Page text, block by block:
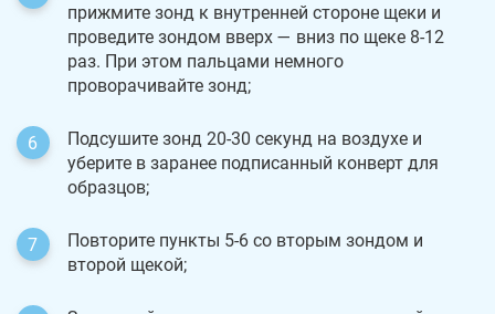
прижмите зонд к внутренней стороне щеки и
проведите зондом вверх — вниз по щеке 8-12
раз. При этом пальцами немного
проворачивайте зонд;
Подсушите зонд 20-30 секунд на воздухе и
уберите в заранее подписанный конверт для
образцов;
Повторите пункты 5-6 со вторым зондом и
второй щекой;